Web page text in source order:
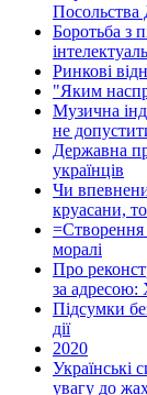
Посольства
Боротьба з
Ринкові
"Яким
Музична
не
Державна
українців
Чи
круасани,
=Створення
моралі
Про
за адресою:
Підсумки
дії
2020
Українські
увагу до